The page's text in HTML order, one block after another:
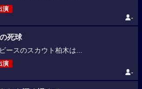
演
-
死球
ースのスカウト柏木は...
演
-